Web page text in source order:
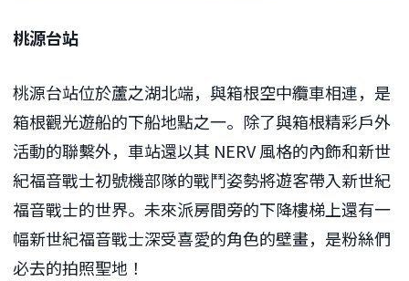
桃源台站
桃源台站位於蘆之湖北端，與箱根空中纜車相連，是
箱根觀光遊船的下船地點之一。除了與箱根精彩戶外
活動的聯繫外，車站還以其 NERV 風格的內飾和新世
紀福音戰士初號機部隊的戰鬥姿勢將遊客帶入新世紀
福音戰士的世界。未來派房間旁的下降樓梯上還有一
幅新世紀福音戰士深受喜愛的角色的壁畫，是粉絲們
必去的拍照聖地！